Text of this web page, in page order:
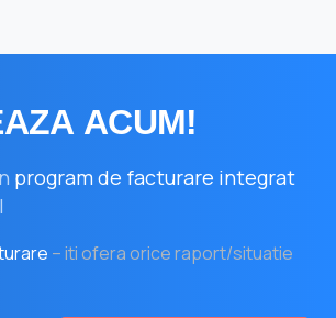
ACUM!
program de facturare integrat
– iti ofera orice raport/situatie